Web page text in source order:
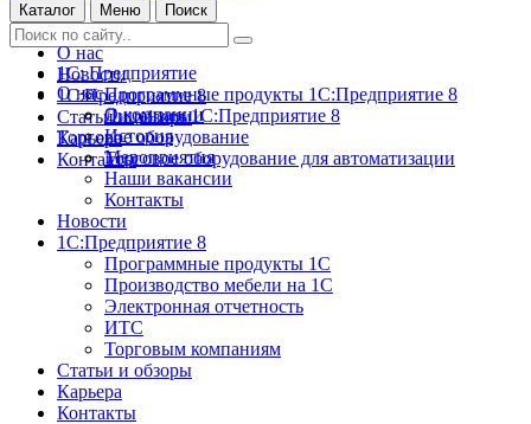
Каталог Меню Поиск
О нас
Новости
1С:Предприятие 8
Статьи и обзоры
Карьера
Контакты
1С: Предприятие
Программные продукты 1С:Предприятие 8
Лицензии 1С:Предприятие 8
Торговое оборудование
Торговое оборудование для автоматизации
О нас
О компании
История
Мероприятия
Наши вакансии
Контакты
Новости
1С:Предприятие 8
Программные продукты 1С
Производство мебели на 1С
Электронная отчетность
ИТС
Торговым компаниям
Статьи и обзоры
Карьера
Контакты